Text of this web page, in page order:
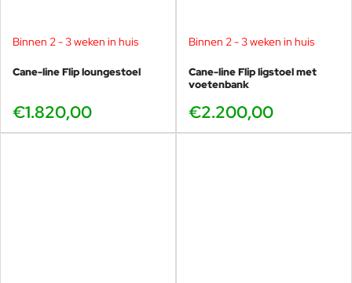
Binnen 2 - 3 weken in huis
Cane-line Flip loungestoel
€1.820,00
Binnen 2 - 3 weken in huis
Cane-line Flip ligstoel met
voetenbank
€2.200,00